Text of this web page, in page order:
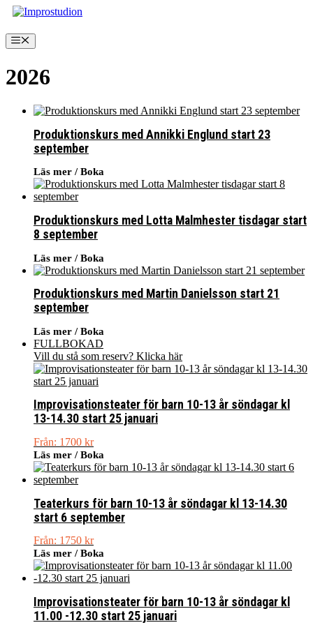
Hoppa
innehållMeny
2026
Produktionskurs med Annikki Englund start 23
september
Läs mer / Boka
Produktionskurs med Lotta Malmhester tisdagar start
8 september
Läs mer / Boka
Produktionskurs med Martin Danielsson start 21
september
Läs mer / Boka
FULLBOKAD
Vill du stå som reserv? Klicka här
Improvisationsteater för barn 10-13 år söndagar kl
13-14.30 start 25 januari
Från: 1700 kr
Läs mer / Boka
Teaterkurs för barn 10-13 år söndagar kl 13-14.30
start 6 september
Från: 1750 kr
Läs mer / Boka
Improvisationsteater för barn 10-13 år söndagar kl
11.00 -12.30 start 25 januari